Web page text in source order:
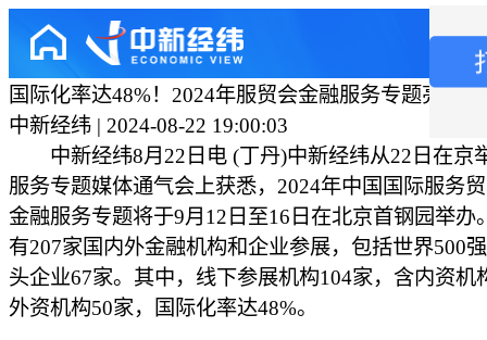
国际化率达48%！2024年服贸会金融服务专题亮点
中新经纬 | 2024-08-22 19:00:03
中新经纬8月22日电 (丁丹)中新经纬从22日在京
服务专题媒体通气会上获悉，2024年中国国际服务
金融服务专题将于9月12日至16日在北京首钢园举办
有207家国内外金融机构和企业参展，包括世界500
头企业67家。其中，线下参展机构104家，含内资机
外资机构50家，国际化率达48%。